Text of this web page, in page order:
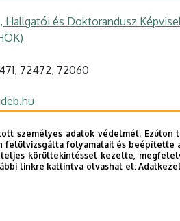
Hallgatói és Doktorandusz
72472, 72060
Zsigmond körút 22.
Kollégium III. épület, földszint
személyes adatok védelmét. Ezúton
folyamatait és beépítette
körültekintéssel kezelte,
linkre kattintva olvashat el: